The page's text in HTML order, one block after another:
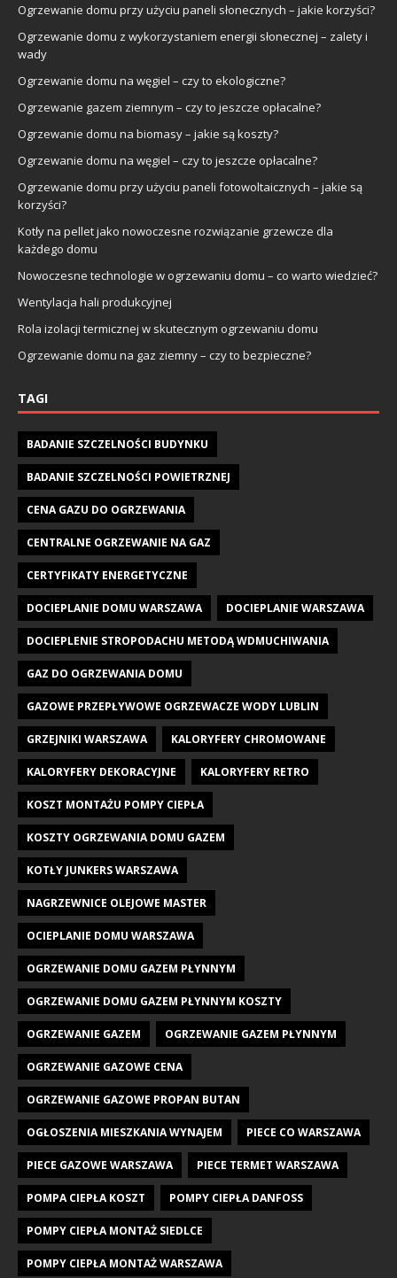
Ogrzewanie domu przy użyciu paneli słonecznych – jakie korzyści?
Ogrzewanie domu z wykorzystaniem energii słonecznej – zalety i
wady
Ogrzewanie domu na węgiel – czy to ekologiczne?
Ogrzewanie gazem ziemnym – czy to jeszcze opłacalne?
Ogrzewanie domu na biomasy – jakie są koszty?
Ogrzewanie domu na węgiel – czy to jeszcze opłacalne?
Ogrzewanie domu przy użyciu paneli fotowoltaicznych – jakie są
korzyści?
Kotły na pellet jako nowoczesne rozwiązanie grzewcze dla
każdego domu
Nowoczesne technologie w ogrzewaniu domu – co warto wiedzieć?
Wentylacja hali produkcyjnej
Rola izolacji termicznej w skutecznym ogrzewaniu domu
Ogrzewanie domu na gaz ziemny – czy to bezpieczne?
TAGI
BADANIE SZCZELNOŚCI BUDYNKU
BADANIE SZCZELNOŚCI POWIETRZNEJ
CENA GAZU DO OGRZEWANIA
CENTRALNE OGRZEWANIE NA GAZ
CERTYFIKATY ENERGETYCZNE
DOCIEPLANIE DOMU WARSZAWA DOCIEPLANIE WARSZAWA
DOCIEPLENIE STROPODACHU METODĄ WDMUCHIWANIA
GAZ DO OGRZEWANIA DOMU
GAZOWE PRZEPŁYWOWE OGRZEWACZE WODY LUBLIN
GRZEJNIKI WARSZAWA KALORYFERY CHROMOWANE
KALORYFERY DEKORACYJNE KALORYFERY RETRO
KOSZT MONTAŻU POMPY CIEPŁA
KOSZTY OGRZEWANIA DOMU GAZEM
KOTŁY JUNKERS WARSZAWA
NAGRZEWNICE OLEJOWE MASTER
OCIEPLANIE DOMU WARSZAWA
OGRZEWANIE DOMU GAZEM PŁYNNYM
OGRZEWANIE DOMU GAZEM PŁYNNYM KOSZTY
OGRZEWANIE GAZEM OGRZEWANIE GAZEM PŁYNNYM
OGRZEWANIE GAZOWE CENA
OGRZEWANIE GAZOWE PROPAN BUTAN
OGŁOSZENIA MIESZKANIA WYNAJEM PIECE CO WARSZAWA
PIECE GAZOWE WARSZAWA PIECE TERMET WARSZAWA
POMPA CIEPŁA KOSZT POMPY CIEPŁA DANFOSS
POMPY CIEPŁA MONTAŻ SIEDLCE
POMPY CIEPŁA MONTAŻ WARSZAWA